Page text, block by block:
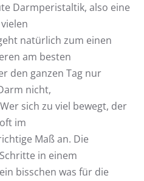
Darmperistaltik, also eine
natürlich zum einen
am besten
den ganzen Tag nur
nicht,
sich zu viel bewegt, der
im
Maß an. Die
in einem
bisschen was für die